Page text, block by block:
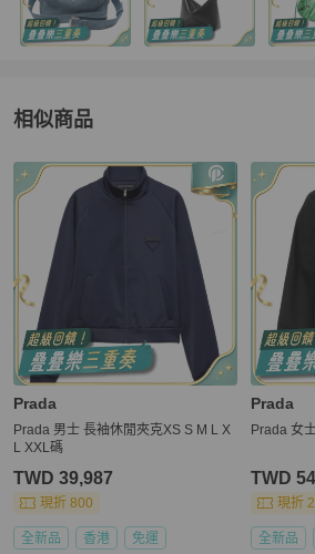
相似商品
更多相似Prada女裝推薦精品
Prada
Prada 男士 長袖休閒夾克XS S M L X
L XXL碼
TWD 39,987
現折 800
全新品 香港 免運
Prada
Prada 女
TWD
現折
全新品